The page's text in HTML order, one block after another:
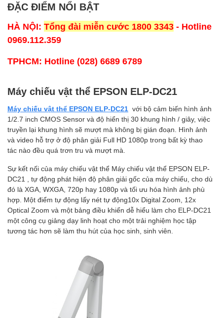
ĐẶC ĐIỂM NỔI BẬT
HÀ NỘI: Tổng đài miễn cước 1800 3343 - Hotline
0969.112.359
TPHCM: Hotline (028) 6689 6789
Máy chiếu vật thể EPSON ELP-DC21
Máy chiếu vật thể EPSON ELP-DC21 với bộ cảm biến hình ảnh
1/2.7 inch CMOS Sensor và độ hiển thị 30 khung hình / giây, việc
truyền lại khung hình sẽ mượt mà không bị gián đoạn. Hình ảnh
và video hỗ trợ ở độ phân giải Full HD 1080p trong bất kỳ thao
tác nào đều quá trơn tru và mượt mà.
Sự kết nối của máy chiếu vật thể Máy chiếu vật thể EPSON ELP-
DC21 , tự động phát hiện độ phân giải gốc của máy chiếu, cho dù
đó là XGA, WXGA, 720p hay 1080p và tối ưu hóa hình ảnh phù
hợp. Một điểm tự động lấy nét tự động10x Digital Zoom, 12x
Optical Zoom và một bảng điều khiển dễ hiểu làm cho ELP-DC21
một công cụ giảng dạy linh hoạt cho một trải nghiệm học tập
tương tác hơn sẽ làm thu hút của học sinh, sinh viên.